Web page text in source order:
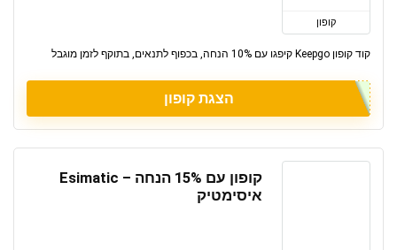
קופון
קוד קופון Keepgo קיפגו עם 10% הנחה, בכפוף לתנאים, בתוקף לזמן מוגבל
הצגת קופון
קופון עם 15% הנחה – Esimatic
איסימטיק